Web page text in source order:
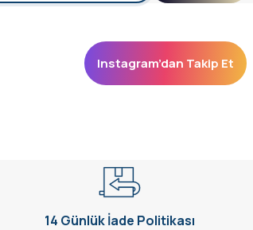
Instagram’dan Takip Et
14 Günlük İade Politikası